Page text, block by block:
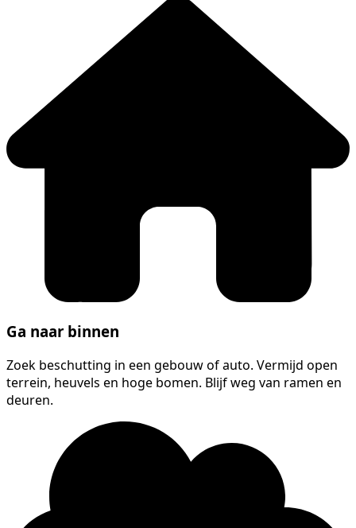
Ga naar binnen
Zoek beschutting in een gebouw of auto. Vermijd open
terrein, heuvels en hoge bomen. Blijf weg van ramen en
deuren.